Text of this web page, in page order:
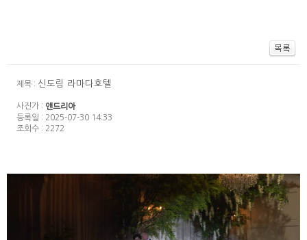
제목 : 신도림 라마다호텔
사진가 : 앤드리아
등록일 : 2025-07-30 14:33
조회수 : 2272
제천그랜드 컨벤션 4층